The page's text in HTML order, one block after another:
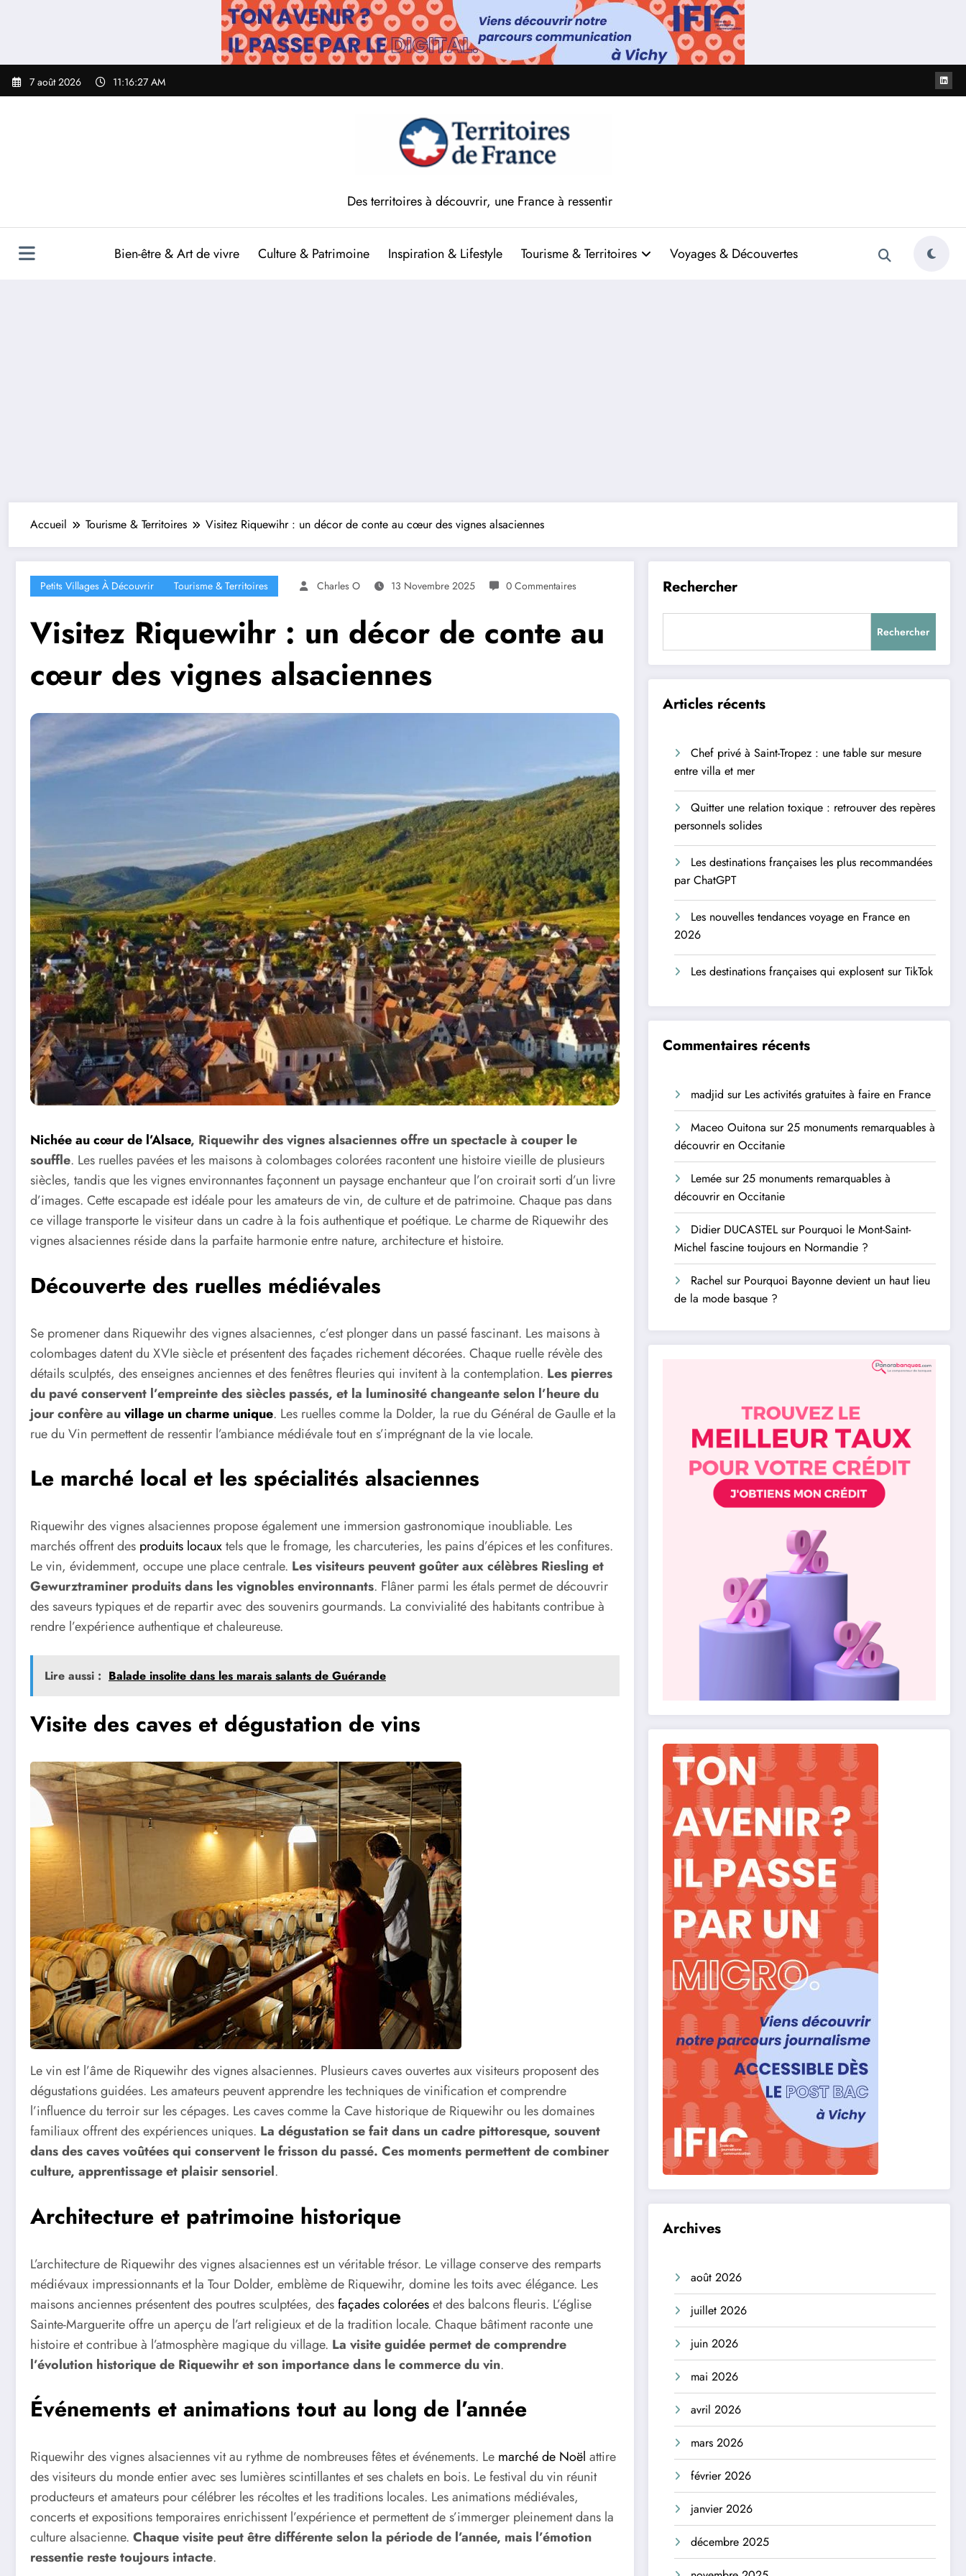
7 août 2026 11:16:28 AM
Des territoires à découvrir, une France à ressentir
Bien-être & Art de vivre Culture & Patrimoine Inspiration & Lifestyle Tourisme & Territoires Voyages & Découvertes
Accueil Tourisme & Territoires Visitez Riquewihr : un décor de conte au cœur des vignes alsaciennes
Petits Villages À Découvrir Tourisme & Territoires Charles O 13 Novembre 2025 0 Commentaires
Visitez Riquewihr : un décor de conte au
cœur des vignes alsaciennes
Nichée au cœur de l’Alsace, Riquewihr des vignes alsaciennes offre un spectacle à couper le
souffle. Les ruelles pavées et les maisons à colombages colorées racontent une histoire vieille de plusieurs
siècles, tandis que les vignes environnantes façonnent un paysage enchanteur que l’on croirait sorti d’un livre
d’images. Cette escapade est idéale pour les amateurs de vin, de culture et de patrimoine. Chaque pas dans
ce village transporte le visiteur dans un cadre à la fois authentique et poétique. Le charme de Riquewihr des
vignes alsaciennes réside dans la parfaite harmonie entre nature, architecture et histoire.
Découverte des ruelles médiévales
Se promener dans Riquewihr des vignes alsaciennes, c’est plonger dans un passé fascinant. Les maisons à
colombages datent du XVIe siècle et présentent des façades richement décorées. Chaque ruelle révèle des
détails sculptés, des enseignes anciennes et des fenêtres fleuries qui invitent à la contemplation. Les pierres
du pavé conservent l’empreinte des siècles passés, et la luminosité changeante selon l’heure du
jour confère auvillage un charme unique. Les ruelles comme la Dolder, la rue du Général de Gaulle et la
rue du Vin permettent de ressentir l’ambiance médiévale tout en s’imprégnant de la vie locale.
Le marché local et les spécialités alsaciennes
Riquewihr des vignes alsaciennes propose également une immersion gastronomique inoubliable. Les
marchés offrent des produits locauxtels que le fromage, les charcuteries, les pains d’épices et les confitures.
Le vin, évidemment, occupe une place centrale. Les visiteurs peuvent goûter aux célèbres Riesling et
Gewurztraminer produits dans les vignobles environnants. Flâner parmi les étals permet de découvrir
des saveurs typiques et de repartir avec des souvenirs gourmands. La convivialité des habitants contribue à
rendre l’expérience authentique et chaleureuse.
Lire aussi : Balade insolite dans les marais salants de Guérande
Visite des caves et dégustation de vins
Le vin est l’âme de Riquewihr des vignes alsaciennes. Plusieurs caves ouvertes aux visiteurs proposent des
dégustations guidées. Les amateurs peuvent apprendre les techniques de vinification et comprendre
l’influence du terroir sur les cépages. Les caves comme la Cave historique de Riquewihr ou les domaines
familiaux offrent des expériences uniques. La dégustation se fait dans un cadre pittoresque, souvent
dans des caves voûtées qui conservent le frisson du passé. Ces moments permettent de combiner
culture, apprentissage et plaisir sensoriel.
Architecture et patrimoine historique
L’architecture de Riquewihr des vignes alsaciennes est un véritable trésor. Le village conserve des remparts
médiévaux impressionnants et la Tour Dolder, emblème de Riquewihr, domine les toits avec élégance. Les
maisons anciennes présentent des poutres sculptées, desfaçades coloréeset des balcons fleuris. L’église
Sainte-Marguerite offre un aperçu de l’art religieux et de la tradition locale. Chaque bâtiment raconte une
histoire et contribue à l’atmosphère magique du village. La visite guidée permet de comprendre
l’évolution historique de Riquewihr et son importance dans le commerce du vin.
Événements et animations tout au long de l’année
Riquewihr des vignes alsaciennes vit au rythme de nombreuses fêtes et événements. Le marché de Noël attire
des visiteurs du monde entier avec ses lumières scintillantes et ses chalets en bois. Le festival du vin réunit
producteurs et amateurs pour célébrer les récoltes et les traditions locales. Les animations médiévales,
concerts et expositions temporaires enrichissent l’expérience et permettent de s’immerger pleinement dans la
culture alsacienne. Chaque visite peut être différente selon la période de l’année, mais l’émotion
ressentie reste toujours intacte.
Rechercher
Rechercher
Articles récents
Chef privé à Saint-Tropez : une table sur mesure
entre villa et mer
Quitter une relation toxique : retrouver des repères
personnels solides
Les destinations françaises les plus recommandées
par ChatGPT
Les nouvelles tendances voyage en France en
2026
Les destinations françaises qui explosent sur TikTok
Commentaires récents
madjid sur Les activités gratuites à faire en France
Maceo Ouitona sur25 monuments remarquables à
découvrir en Occitanie
Lemée sur25 monuments remarquables à
découvrir en Occitanie
Didier DUCASTEL sur Pourquoi le Mont-Saint-
Michel fascine toujours en Normandie ?
Rachel sur Pourquoi Bayonne devient un haut lieu
de la mode basque ?
Archives
août 2026
juillet 2026
juin 2026
mai 2026
avril 2026
mars 2026
février 2026
janvier 2026
décembre 2025